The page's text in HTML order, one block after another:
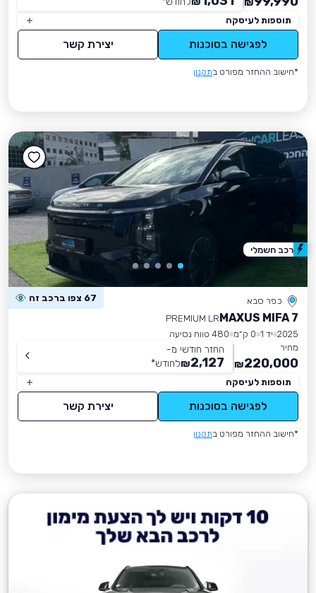
₪
תוספות לעיסקה
לפגישה בסוכנות יצירת קשר
*חישוב ההחזר מפורט בתקנון
כפר סבא 67 צפו ברכב זה
MAXUS MIFA 7
PREMIUM LR
2025 יד 1 0 ק״מ
480 טווח נסיעה
מחיר
220,000
₪
החזר חודשי מ-
2,127
₪לחודש*
תוספות לעיסקה
לפגישה בסוכנות יצירת קשר
*חישוב ההחזר מפורט בתקנון
רכב חשמלי